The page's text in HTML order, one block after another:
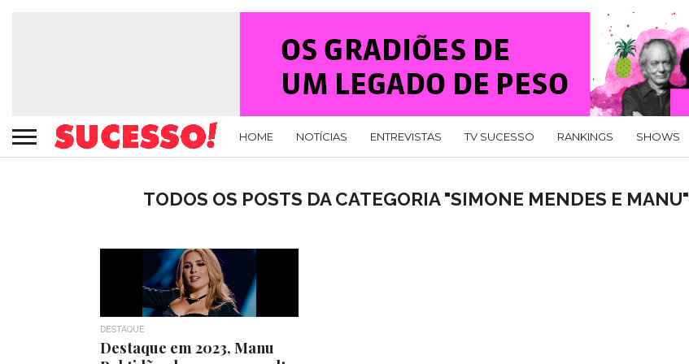
HOME NOTÍCIAS ENTREVISTAS TV SUCESSO RANKINGS SHOWS
TODOS OS POSTS DA CATEGORIA "SIMONE MENDES E MANU"
DESTAQUE
Destaque em 2023, Manu